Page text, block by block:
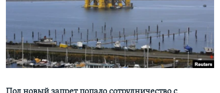
СОЦИАЛЬНЫЕ СЕТИ
Языки